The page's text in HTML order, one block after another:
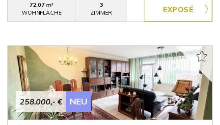
72,07 m²
WOHNFLÄCHE
3
ZIMMER
258.000,- € NEU